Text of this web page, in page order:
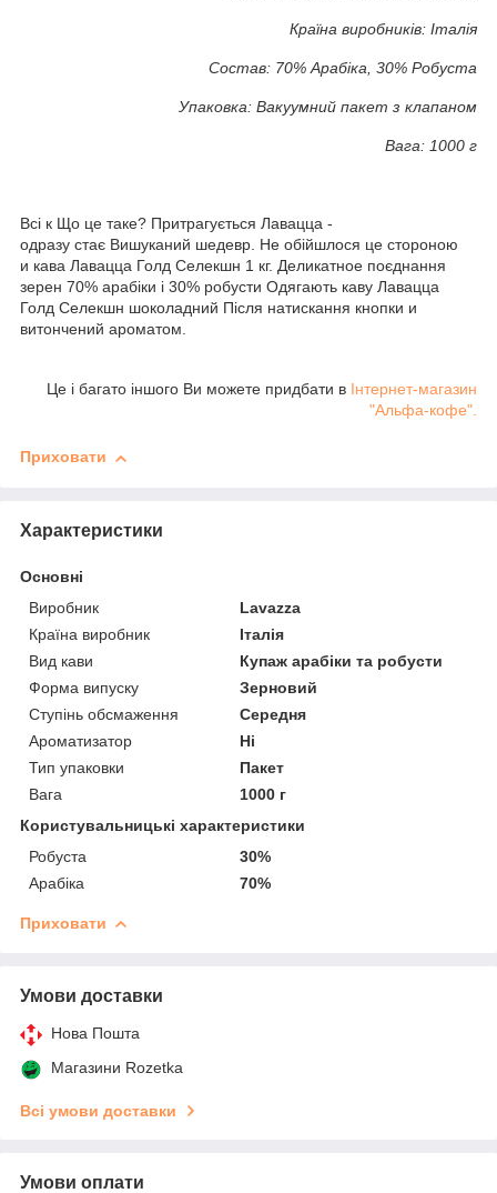
Країна виробників: Італія
Состав: 70% Арабіка, 30% Робуста
Упаковка: Вакуумний пакет з клапаном
Вага: 1000 г
Всі к Що це таке? Притрагується Лавацца -
одразу стає Вишуканий шедевр. Не обійшлося це стороною
и кава Лавацца Голд Селекшн 1 кг. Деликатное поєднання
зерен 70% арабіки і 30% робусти Одягають каву Лавацца
Голд Селекшн шоколадний Після натискання кнопки и
витончений ароматом.
Це і багато іншого Ви можете придбати в Інтернет-магазин
"Альфа-кофе".
Приховати
Характеристики
Основні
Виробник
Lavazza
Країна виробник
Італія
Вид кави
Купаж арабіки та робусти
Форма випуску
Зерновий
Ступінь обсмаження
Середня
Ароматизатор
Ні
Тип упаковки
Пакет
Вага
1000 г
Користувальницькі характеристики
Робуста
30%
Арабіка
70%
Приховати
Умови доставки
Нова Пошта
Магазини Rozetka
Всі умови доставки
Умови оплати